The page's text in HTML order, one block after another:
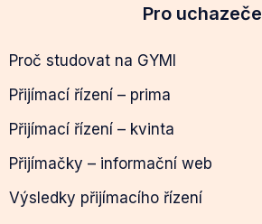
Pro uchazeče
Proč studovat na GYMI
Přijímací řízení – prima
Přijímací řízení – kvinta
Přijímačky – informační web
Výsledky přijímacího řízení